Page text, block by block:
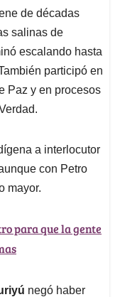
de décadas
salinas de
escalando hasta
participó en
Paz y en procesos
a interlocutor
con Petro
mayor.
para que la gente
negó haber